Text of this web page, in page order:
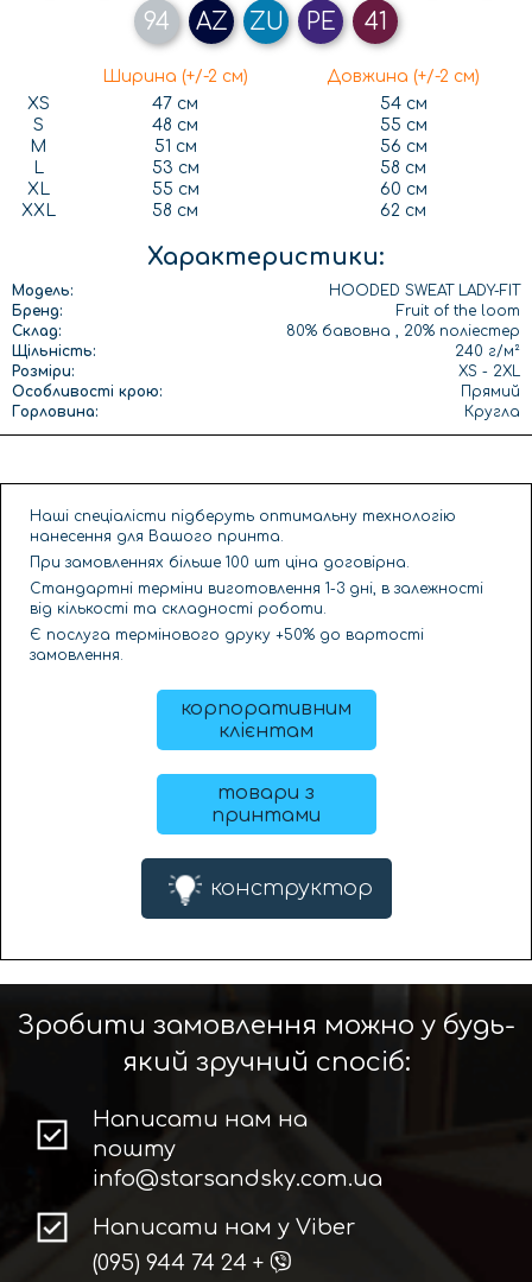
94 AZ ZU PE 41
Ширина (+/-2 см)
Довжина (+/-2 см)
XS
47 см
54 см
S
48 см
55 см
M
51 см
56 см
L
53 см
58 см
XL
55 см
60 см
XXL
58 см 62 см
Характеристики:
Модель:
HOODED SWEAT LADY-FIT
Бренд:
Fruit of the loom
Склад:
80% бавовна , 20% поліестер
Щільність:
240 г/м²
Розміри:
XS - 2XL
Особливості крою:
Прямий
Горловина:
Кругла
Наші спеціалісти підберуть оптимальну технологію
нанесення для Вашого принта.
При замовленнях більше 100 шт ціна договірна.
Стандартні терміни виготовлення 1-3 дні, в залежності
від кількості та складності роботи.
Є послуга термінового друку +50% до вартості
замовлення.
корпоративним
клієнтам
товари з
принтами
конструктор
Зробити замовлення можно у будь-
який зручний спосіб:
Написати нам на
пошту
info@starsandsky.com.ua
Написати нам у Viber
(095) 944 74 24 +